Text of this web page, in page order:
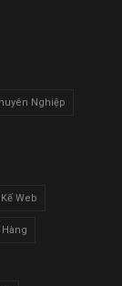
Nghiệp
Web